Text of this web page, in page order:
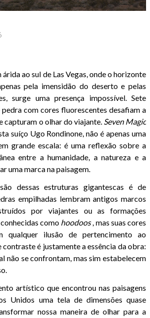
árida ao sul de Las Vegas, onde o horizonte
pela imensidão do deserto e pelas
surge uma presença impossível. Sete
pedra com cores fluorescentes desafiam a
capturam o olhar do viajante. Seven Magic
suíço Ugo Rondinone, não é apenas uma
grande escala: é uma reflexão sobre a
entre a humanidade, a natureza e a
uma marca na paisagem.
dessas estruturas gigantescas é de
empilhadas lembram antigos marcos
por viajantes ou as formações
como hoodoos, mas suas cores
qualquer ilusão de pertencimento ao
contraste é justamente a essência da obra:
não se confrontam, mas sim estabelecem
artístico que encontrou nas paisagens
Unidos uma tela de dimensões quase
nossa maneira de olhar para a